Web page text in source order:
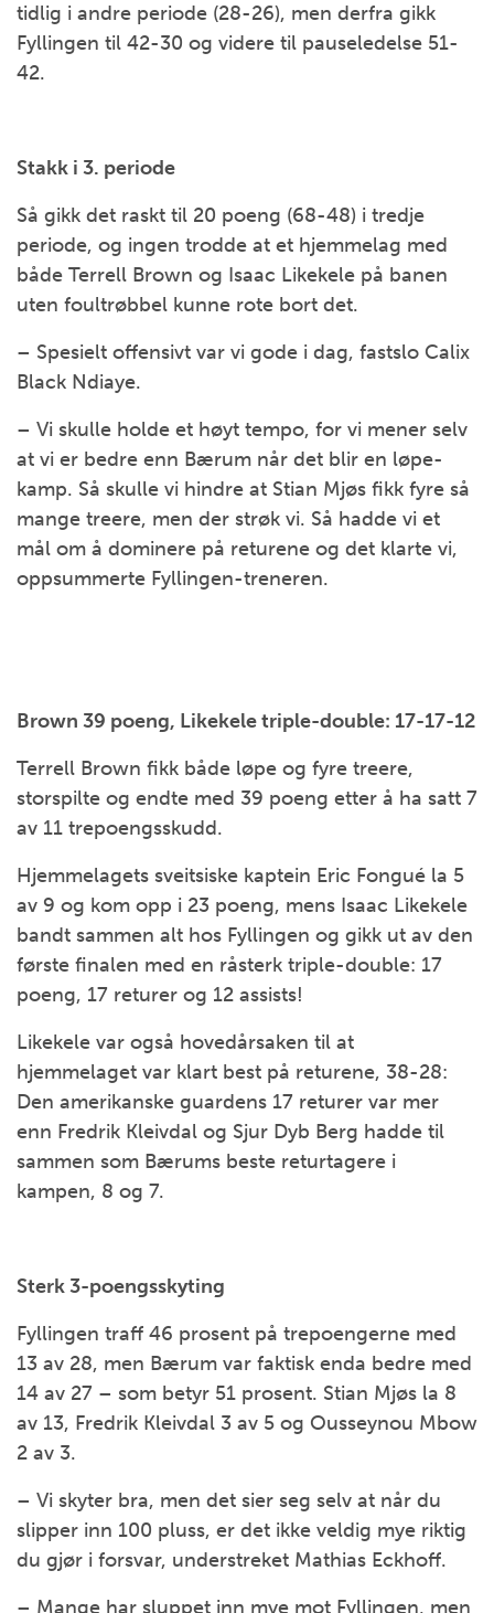
tidlig i andre periode (28-26), men derfra gikk
Fyllingen til 42-30 og videre til pauseledelse 51-
42.
Stakk i 3. periode
Så gikk det raskt til 20 poeng (68-48) i tredje
periode, og ingen trodde at et hjemmelag med
både Terrell Brown og Isaac Likekele på banen
uten foultrøbbel kunne rote bort det.
– Spesielt offensivt var vi gode i dag, fastslo Calix
Black Ndiaye.
– Vi skulle holde et høyt tempo, for vi mener selv
at vi er bedre enn Bærum når det blir en løpe-
kamp. Så skulle vi hindre at Stian Mjøs fikk fyre så
mange treere, men der strøk vi. Så hadde vi et
mål om å dominere på returene og det klarte vi,
oppsummerte Fyllingen-treneren.
Brown 39 poeng, Likekele triple-double: 17-17-12
Terrell Brown fikk både løpe og fyre treere,
storspilte og endte med 39 poeng etter å ha satt 7
av 11 trepoengsskudd.
Hjemmelagets sveitsiske kaptein Eric Fongué la 5
av 9 og kom opp i 23 poeng, mens Isaac Likekele
bandt sammen alt hos Fyllingen og gikk ut av den
første finalen med en råsterk triple-double: 17
poeng, 17 returer og 12 assists!
Likekele var også hovedårsaken til at
hjemmelaget var klart best på returene, 38-28:
Den amerikanske guardens 17 returer var mer
enn Fredrik Kleivdal og Sjur Dyb Berg hadde til
sammen som Bærums beste returtagere i
kampen, 8 og 7.
Sterk 3-poengsskyting
Fyllingen traff 46 prosent på trepoengerne med
13 av 28, men Bærum var faktisk enda bedre med
14 av 27 – som betyr 51 prosent. Stian Mjøs la 8
av 13, Fredrik Kleivdal 3 av 5 og Ousseynou Mbow
2 av 3.
– Vi skyter bra, men det sier seg selv at når du
slipper inn 100 pluss, er det ikke veldig mye riktig
du gjør i forsvar, understreket Mathias Eckhoff.
– Mange har sluppet inn mye mot Fyllingen, men